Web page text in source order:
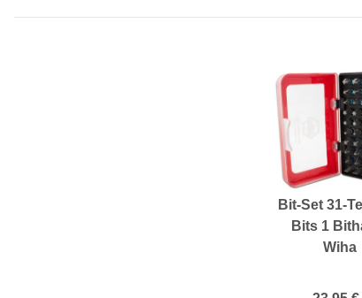
Bit-Set 31-
Bits 1
Wiha